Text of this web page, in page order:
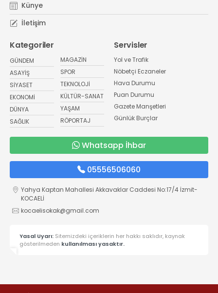
Künye
İletişim
Kategoriler
GÜNDEM
ASAYİŞ
SİYASET
EKONOMİ
DÜNYA
SAĞLIK
MAGAZİN
SPOR
TEKNOLOJİ
KÜLTÜR-SANAT
YAŞAM
RÖPORTAJ
Servisler
Yol ve Trafik
Nöbetçi Eczaneler
Hava Durumu
Puan Durumu
Gazete Manşetleri
Günlük Burçlar
Whatsapp İhbar
05556506060
Yahya Kaptan Mahallesi Akkavaklar Caddesi No:17/4 İzmit-
KOCAELİ
kocaelisokak@gmail.com
Yasal Uyarı: Sitemizdeki içeriklerin her hakkı saklıdır, kaynak
gösterilmeden kullanılması yasaktır.